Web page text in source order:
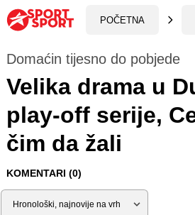
POČETNA
Domaćin tijesno do pobjede
Velika drama u
play-off serije,
čim da žali
KOMENTARI (0)
Sortiraj